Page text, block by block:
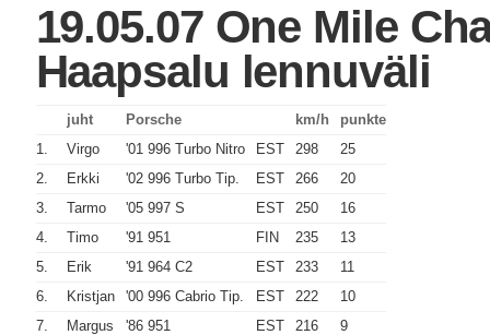
19.05.07 One Mile
Haapsalu lennuväli
juht Porsche km/h
punkte
1.
Virgo '01 996 Turbo Nitro EST 298
25
2.
Erkki '02 996 Turbo Tip. EST 266
20
3.
Tarmo '05 997 S EST 250
16
4.
Timo '91 951 FIN 235
13
5.
Erik '91 964 C2 EST 233
11
6.
Kristjan '00 996 Cabrio Tip. EST 222
10
7.
Margus '86 951 EST 216
9